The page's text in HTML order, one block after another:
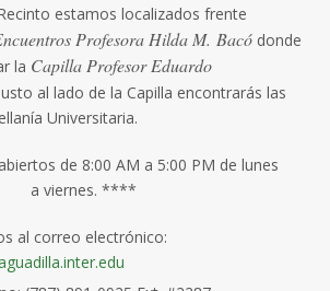
estamos localizados frente
Profesora Hilda M. Bacó donde
la Capilla Profesor Eduardo
al lado de la Capilla encontrarás las
Universitaria.
de 8:00 AM a 5:00 PM de lunes
a viernes. ****
al correo electrónico: